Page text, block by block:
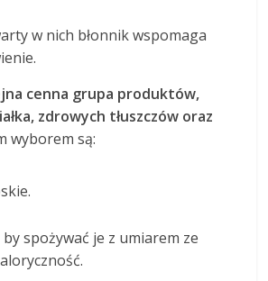
w nich błonnik wspomaga
cenna grupa produktów,
zdrowych tłuszczów oraz
wyborem są:
spożywać je z umiarem ze